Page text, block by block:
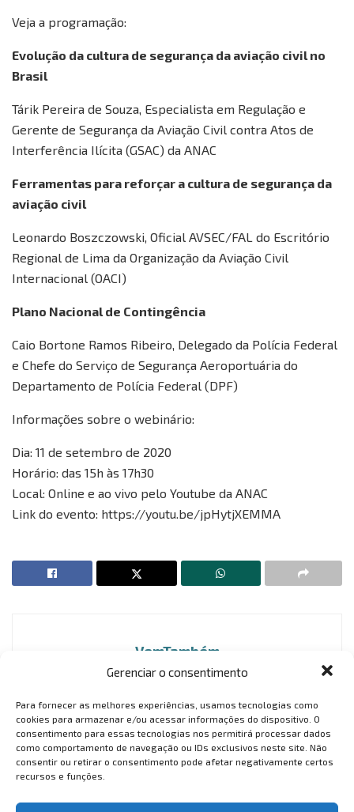
Gerenciar o consentimento
Para fornecer as melhores experiências, usamos tecnologias como
cookies para armazenar e/ou acessar informações do dispositivo. O
consentimento para essas tecnologias nos permitirá processar dados
como comportamento de navegação ou IDs exclusivos neste site. Não
consentir ou retirar o consentimento pode afetar negativamente certos
recursos e funções.
Veja a programação:
Evolução da cultura de segurança da aviação civil no
Brasil
Tárik Pereira de Souza, Especialista em Regulação e
Gerente de Segurança da Aviação Civil contra Atos de
Interferência Ilícita (GSAC) da ANAC
Ferramentas para reforçar a cultura de segurança da
aviação civil
Leonardo Boszczowski, Oficial AVSEC/FAL do Escritório
Regional de Lima da Organização da Aviação Civil
Internacional (OACI)
Plano Nacional de Contingência
Caio Bortone Ramos Ribeiro, Delegado da Polícia Federal
e Chefe do Serviço de Segurança Aeroportuária do
Departamento de Polícia Federal (DPF)
Informações sobre o webinário:
Dia: 11 de setembro de 2020
Horário: das 15h às 17h30
Local: Online e ao vivo pelo Youtube da ANAC
Link do evento: https://youtu.be/jpHytjXEMMA
VemTambém
VemTambém